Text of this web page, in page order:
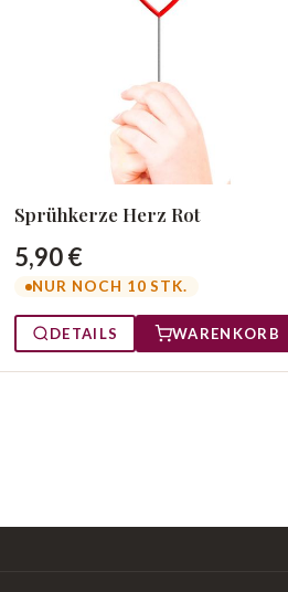
Sprühkerze Herz Rot
5,90 €
NUR NOCH 10 STK.
DETAILS WARENKORB